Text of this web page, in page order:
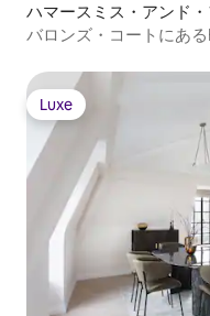
ハマースミス・アンド
バロンズ・コートにあ
Luxe
Luxe